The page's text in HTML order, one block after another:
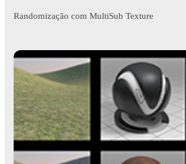
Randomização com MultiSub Texture